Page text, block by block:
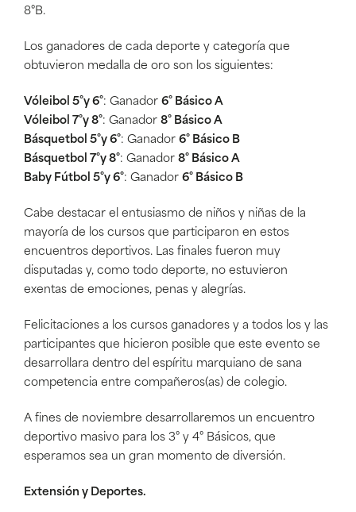
8°B.
Los ganadores de cada deporte y categoría que
obtuvieron medalla de oro son los siguientes:
Vóleibol 5°y 6°: Ganador 6° Básico A
Vóleibol 7°y 8°: Ganador 8° Básico A
Básquetbol 5°y 6°: Ganador 6° Básico B
Básquetbol 7°y 8°: Ganador 8° Básico A
Baby Fútbol 5°y 6°: Ganador 6° Básico B
Cabe destacar el entusiasmo de niños y niñas de la
mayoría de los cursos que participaron en estos
encuentros deportivos. Las finales fueron muy
disputadas y, como todo deporte, no estuvieron
exentas de emociones, penas y alegrías.
Felicitaciones a los cursos ganadores y a todos los y las
participantes que hicieron posible que este evento se
desarrollara dentro del espíritu marquiano de sana
competencia entre compañeros(as) de colegio.
A fines de noviembre desarrollaremos un encuentro
deportivo masivo para los 3° y 4° Básicos, que
esperamos sea un gran momento de diversión.
Extensión y Deportes.